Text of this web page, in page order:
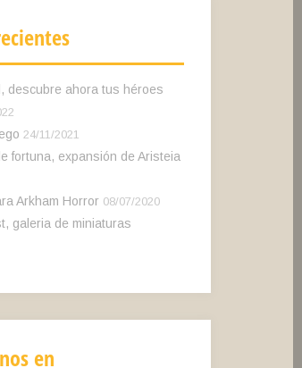
descubre ahora tus héroes
24/11/2021
fortuna, expansión de Aristeia
Arkham Horror 08/07/2020
galeria de miniaturas
en